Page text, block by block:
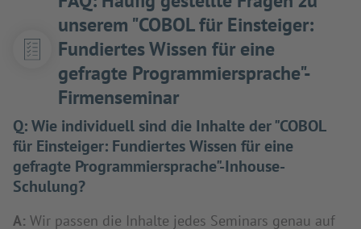
unserem "COBOL für Einsteiger:
Fundiertes Wissen für eine
gefragte Programmiersprache"-
Firmenseminar
Q:Wie individuell sind die Inhalte der "COBOL
für Einsteiger: Fundiertes Wissen für eine
gefragte Programmiersprache"-Inhouse-
Schulung?
A: Wir passen die Inhalte jedes Seminars genau auf